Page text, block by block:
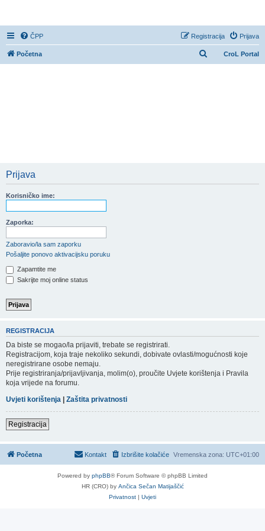
ČPP Prijava
Registracija
CroL Portal
Početna
Prijava
Korisničko ime:
Zaporka:
Zaboravio/la sam zaporku
Pošaljite ponovo aktivacijsku poruku
Zapamtite me
Sakrijte moj online status
REGISTRACIJA
Da biste se mogao/la prijaviti, trebate se registrirati.
Registracijom, koja traje nekoliko sekundi, dobivate ovlasti/mogućnosti koje
neregistrirane osobe nemaju.
Prije registriranja/prijavljivanja, molim(o), proučite Uvjete korištenja i Pravila
koja vrijede na forumu.
Uvjeti korištenja | Zaštita privatnosti
Registracija
Početna Vremenska zona: UTC+01:00
Izbrišite kolačiće
Kontakt
Powered by phpBB® Forum Software © phpBB Limited
HR (CRO) by Ančica Sečan Matijaščić
Privatnost | Uvjeti